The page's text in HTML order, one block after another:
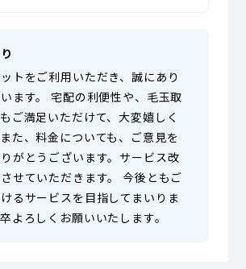
トをご利用いただき、誠にあり
ます。 宅配の利便性や、毛玉取
ご満足いただけて、大変嬉しく
た、料金についても、ご意見を
がとうございます。サービス改
せていただきます。 今後ともご
るサービスを目指してまいりま
よろしくお願いいたします。